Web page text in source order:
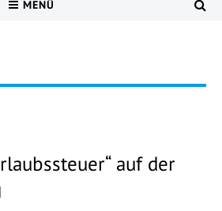
MENÜ
auf der